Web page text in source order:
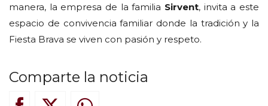
manera, la empresa de la familia Sirvent, invita a este
espacio de convivencia familiar donde la tradición y la
Fiesta Brava se viven con pasión y respeto.
Comparte la noticia